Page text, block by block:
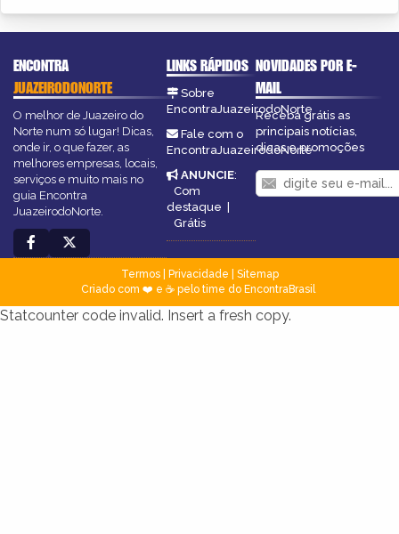
ENCONTRA
JUAZEIRODONORTE
O melhor de Juazeiro do
Norte num só lugar! Dicas,
onde ir, o que fazer, as
melhores empresas, locais,
serviços e muito mais no
guia Encontra
JuazeirodoNorte.
LINKS RÁPIDOS
Sobre
EncontraJuazeirodoNorte
Fale com o
EncontraJuazeirodoNorte
ANUNCIE:
Com
destaque |
Grátis
NOVIDADES POR E-
MAIL
Receba grátis as
principais notícias,
dicas e promoções
Termos| Privacidade
Sitemap
Criado com ❤️ e ☕ pelo time do EncontraBrasil
Statcounter code invalid. Insert a fresh copy.